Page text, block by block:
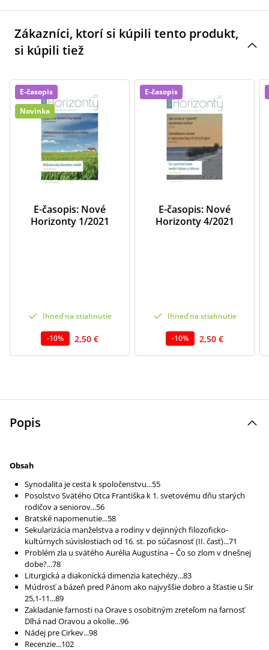
Zákazníci, ktorí si kúpili tento produkt,
si kúpili tiež
E-časopis
Novinka
E-časopis: Nové
Horizonty 1/2021
Ihneď na stiahnutie
-10% 2,50 €
E-časopis
E-časopis: Nové
Horizonty 4/2021
Ihneď na stiahnutie
-10% 2,50 €
Popis
Obsah
Synodalita je cesta k spoločenstvu...55
Posolstvo Svätého Otca Františka k 1. svetovému dňu starých
rodičov a seniorov...56
Bratské napomenutie...58
Sekularizácia manželstva a rodiny v dejinných filozoficko-
kultúrnych súvislostiach od 16. st. po súčasnosť (II. časť)...71
Problém zla u svätého Aurélia Augustína – Čo so zlom v dnešnej
dobe?...78
Liturgická a diakonická dimenzia katechézy...83
Múdrosť a bázeň pred Pánom ako najvyššie dobro a šťastie u Sir
25,1-11...89
Zakladanie farnosti na Orave s osobitným zreteľom na farnosť
Dlhá nad Oravou a okolie...96
Nádej pre Cirkev...98
Recenzie...102